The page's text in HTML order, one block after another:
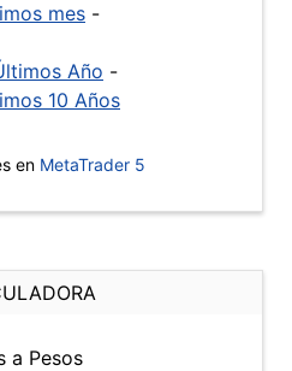
mes -
Año -
10 Años
en MetaTrader 5
a Pesos